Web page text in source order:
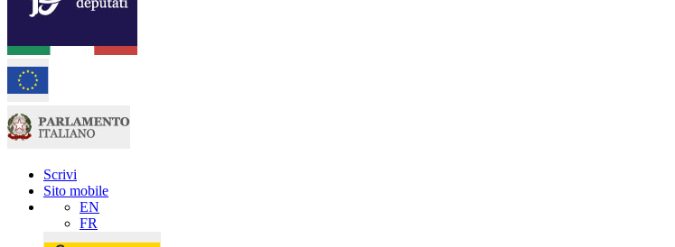
Scrivi
Sito mobile
EN
FR